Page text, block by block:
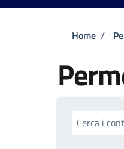
Home /
Cerca i